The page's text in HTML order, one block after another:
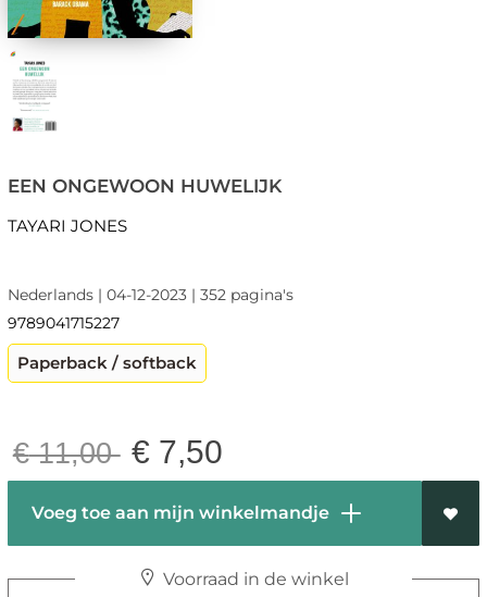
EEN ONGEWOON HUWELIJK
TAYARI JONES
Nederlands | 04-12-2023 | 352 pagina's
9789041715227
Paperback / softback
€11,00 € 7,50
Voeg toe aan mijn winkelmandje
Voorraad in de winkel